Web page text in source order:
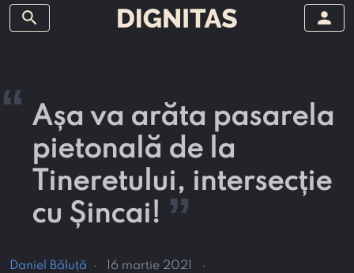
search person
“ Așa va arăta pasarela
pietonală de la
Tineretului, intersecție
cu Șincai! ”
Daniel Băluță · 16 martie 2021
·